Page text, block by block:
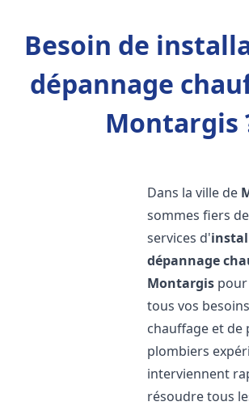
Besoin de
dépannage
Montargis
Dans la ville de
sommes fiers
services d'
dépannage
Montargis
tous vos
chauffage et de
plombiers
interviennent
résoudre tous